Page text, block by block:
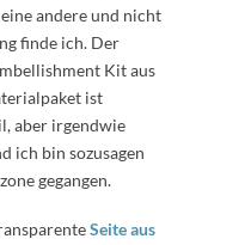
andere und nicht
finde ich. Der
Kit aus
ist
aber irgendwie
ich bin sozusagen
gegangen.
Seite aus